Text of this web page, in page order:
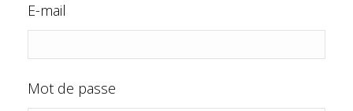
E-mail
Mot de passe